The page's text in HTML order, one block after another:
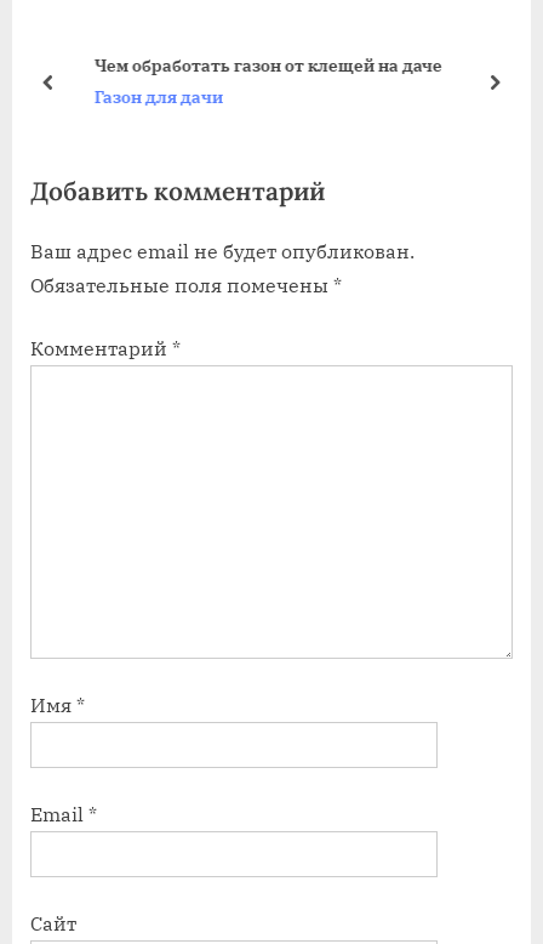
щ
з
п
и
ь
з
п
и
ь
Чем обработать газон от клещей на даче
Газон для дачи
пред
Добавить комментарий
Ваш адрес email не будет опубликован.
Обязательные поля помечены *
Комментарий *
Имя *
Email *
Сайт